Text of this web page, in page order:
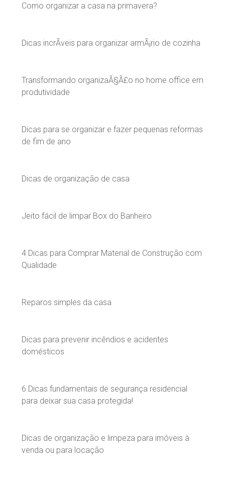
Como organizar a casa na primavera?
Dicas incrÃ­veis para organizar armÃ¡rio de cozinha
Transformando organizaÃ§Ã£o no home office em
produtividade
Dicas para se organizar e fazer pequenas reformas
de fim de ano
Dicas de organização de casa
Jeito fácil de limpar Box do Banheiro
4 Dicas para Comprar Material de Construção com
Qualidade
Reparos simples da casa
Dicas para prevenir incêndios e acidentes
domésticos
6 Dicas fundamentais de segurança residencial
para deixar sua casa protegida!
Dicas de organização e limpeza para imóveis à
venda ou para locação